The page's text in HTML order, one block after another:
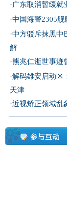
·广东取消暂缓就
·中国海警2305
·中方驳斥抹黑中
解
·熊兆仁逝世事迹
·解码雄安启动区
天津
·近视矫正领域乱